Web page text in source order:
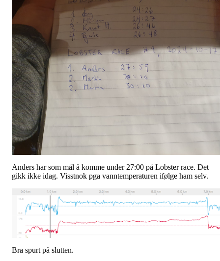
Anders har som mål å komme under 27:00 på Lobster race. Det
gikk ikke idag. Visstnok pga vanntemperaturen ifølge ham selv.
Bra spurt på slutten.